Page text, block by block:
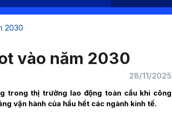
2030
vào năm 2030
28/11/2025
trong thị trường lao động toàn cầu khi công
vận hành của hầu hết các ngành kinh tế.